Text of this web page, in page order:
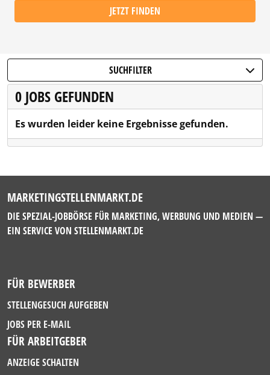
JETZT FINDEN
SUCHFILTER
0 JOBS GEFUNDEN
Es wurden leider keine Ergebnisse gefunden.
MARKETINGSTELLENMARKT.DE
DIE SPEZIAL-JOBBÖRSE FÜR MARKETING, WERBUNG UND MEDIEN —
EIN SERVICE VON STELLENMARKT.DE
FÜR BEWERBER
STELLENGESUCH AUFGEBEN
JOBS PER E-MAIL
FÜR ARBEITGEBER
ANZEIGE SCHALTEN